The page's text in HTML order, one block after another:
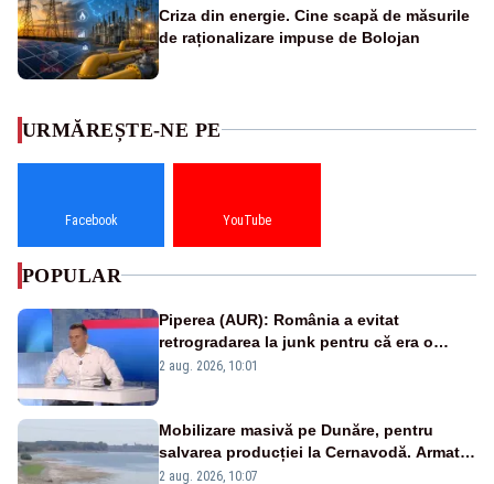
Criza din energie. Cine scapă de măsurile
de raționalizare impuse de Bolojan
URMĂREȘTE-NE PE
Facebook YouTube
POPULAR
Piperea (AUR): România a evitat
retrogradarea la junk pentru că era o
catastrofă pentru bănci și fondurile de
2 aug. 2026, 10:01
Mobilizare masivă pe Dunăre, pentru
salvarea producției la Cernavodă. Armata
va detona o stâncă și va devia apa
2 aug. 2026, 10:07